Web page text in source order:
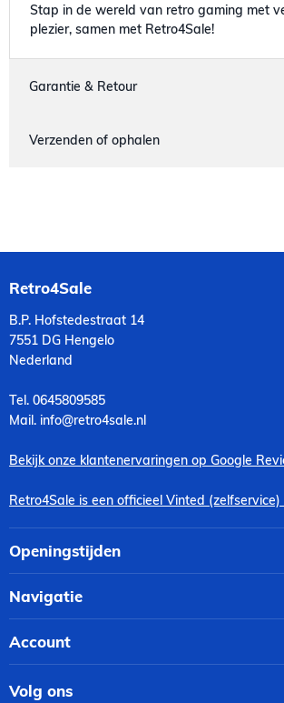
Stap in de wereld van retro gaming met
plezier, samen met Retro4Sale!
Garantie & Retour
Verzenden of ophalen
Retro4Sale
B.P. Hofstedestraat 14
7551 DG Hengelo
Nederland
Tel. 0645809585
Mail. info@retro4sale.nl
Bekijk onze klantenervaringen op Google
Retro4Sale is een officieel Vinted
Openingstijden
Navigatie
Account
Volg ons